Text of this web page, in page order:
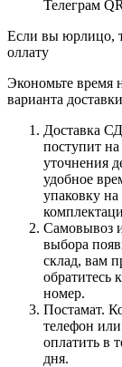
Телеграм
Если вы юрлицо,
оллату
Экономьте время
варианта
Доставка
поступит на
уточнения
удобное
упаковку на
Самовывоз
выбора
склад, вам
обратитесь
номер.
Постамат.
телефон
оплатить в
дня.